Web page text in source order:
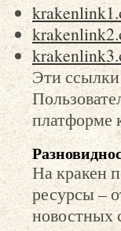
Эти
платформе
На кракен
ресурсы –
новостных